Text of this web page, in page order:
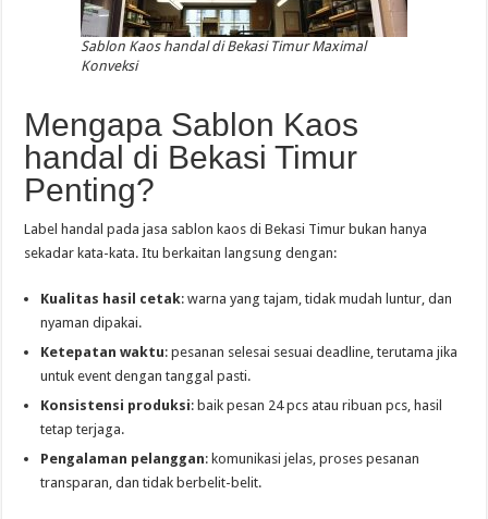
Sablon Kaos handal di Bekasi Timur Maximal
Konveksi
Mengapa Sablon Kaos
handal di Bekasi Timur
Penting?
Label handal pada jasa sablon kaos di Bekasi Timur bukan hanya
sekadar kata-kata. Itu berkaitan langsung dengan:
Kualitas hasil cetak: warna yang tajam, tidak mudah luntur, dan
nyaman dipakai.
Ketepatan waktu: pesanan selesai sesuai deadline, terutama jika
untuk event dengan tanggal pasti.
Konsistensi produksi: baik pesan 24 pcs atau ribuan pcs, hasil
tetap terjaga.
Pengalaman pelanggan: komunikasi jelas, proses pesanan
transparan, dan tidak berbelit-belit.